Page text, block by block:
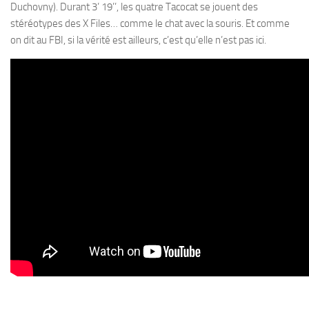
Duchovny). Durant 3’ 19’’, les quatre Tacocat se jouent des
stéréotypes des X Files… comme le chat avec la souris. Et comme
on dit au FBI, si la vérité est ailleurs, c’est qu’elle n’est pas ici.